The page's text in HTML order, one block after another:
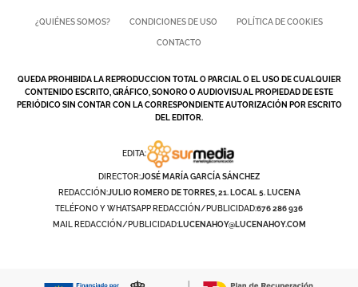
¿QUIÉNES SOMOS? CONDICIONES DE USO POLÍTICA DE COOKIES
CONTACTO
QUEDA PROHIBIDA LA REPRODUCCION TOTAL O PARCIAL O EL USO DE CUALQUIER
CONTENIDO ESCRITO, GRÁFICO, SONORO O AUDIOVISUAL PROPIEDAD DE ESTE
PERIÓDICO SIN CONTAR CON LA CORRESPONDIENTE AUTORIZACIÓN POR ESCRITO
DEL EDITOR.
EDITA:
DIRECTOR:JOSÉ MARÍA GARCÍA SÁNCHEZ
REDACCIÓN:JULIO ROMERO DE TORRES, 21. LOCAL 5. LUCENA
TELÉFONO Y WHATSAPP REDACCIÓN/PUBLICIDAD:676 286 936
MAIL REDACCIÓN/PUBLICIDAD:LUCENAHOY@LUCENAHOY.COM